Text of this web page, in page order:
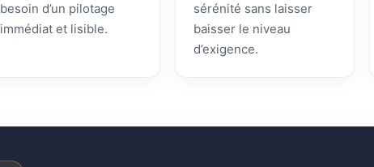
besoin d’un pilotage
immédiat et lisible.
sérénité sans laisser
baisser le niveau
d’exigence.